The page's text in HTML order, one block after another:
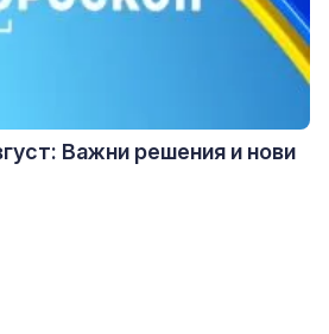
Важни решения и нови